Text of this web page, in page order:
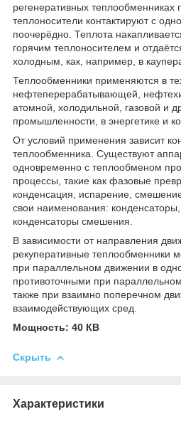
регенеративных теплообменниках
теплоносители контактируют с
поочерёдно. Теплота
горячим теплоносителем и
холодным, как, например, в
Теплообменники применяются в
нефтеперерабатывающей,
атомной, холодильной, газовой и
промышленности, в энергетике и
От условий применения зависит
теплообменника. Существуют
одновременно с теплообменом
процессы, такие как фазовые
конденсация, испарение,
свои наименования:
конденсаторы смешения.
В зависимости от направления
рекуперативные теплообменники
при параллельном движении в
противоточными при
также при взаимно поперечном
взаимодействующих сред.
Мощность: 40 КВ
Скрыть
Характеристики